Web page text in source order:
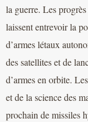
la guerre. Les
laissent entrevoir la
d’armes létaux
des satellites et de
d’armes en orbite.
et de la science des
prochain de missiles